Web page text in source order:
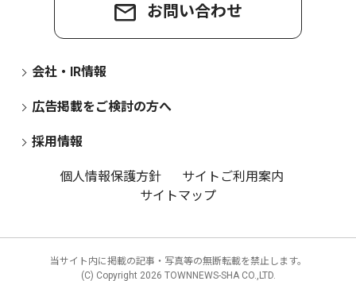
お問い合わせ
会社・IR情報
広告掲載をご検討の方へ
採用情報
個人情報保護方針
サイトご利用案内
サイトマップ
当サイト内に掲載の記事・写真等の無断転載を禁止します。
(C) Copyright 2026 TOWNNEWS-SHA CO.,LTD.